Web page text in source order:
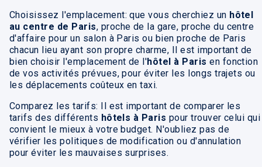
Choisissez l'emplacement: que vous cherchiez un hôtel
au centre de Paris, proche de la gare, proche du centre
d'affaire pour un salon à Paris ou bien proche de Paris
chacun lieu ayant son propre charme, Il est important de
bien choisir l'emplacement de l'hôtel à Paris en fonction
de vos activités prévues, pour éviter les longs trajets ou
les déplacements coûteux en taxi.
Comparez les tarifs: Il est important de comparer les
tarifs des différents hôtels à Paris pour trouver celui qui
convient le mieux à votre budget. N'oubliez pas de
vérifier les politiques de modification ou d'annulation
pour éviter les mauvaises surprises.